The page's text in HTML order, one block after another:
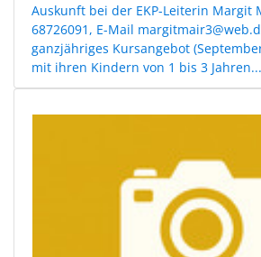
Auskunft bei der EKP-Leiterin Margit
68726091, E-Mail
ganzjähriges Kursangebot
mit ihren Kindern von 1 bis 3 Jahren...